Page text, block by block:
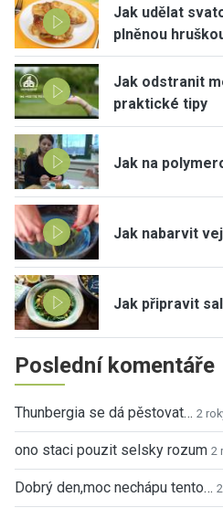
Jak udělat
plněnou
Jak odstranit
praktické tipy
Jak na
Jak nabarvit
Jak připravit
Poslední komentáře
Thunbergia se dá pěstovat… 2
ono staci pouzit selsky rozum 2
Dobrý den,moc nechápu tento…